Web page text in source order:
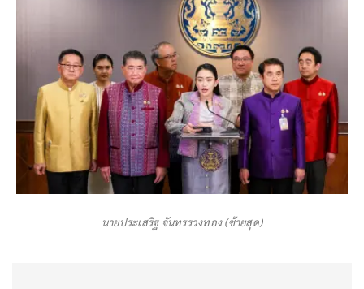
นายประเสริฐ จันทรรวงทอง (ซ้ายสุด)